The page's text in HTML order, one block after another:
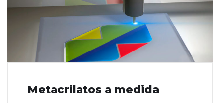
Metacrilatos a medida